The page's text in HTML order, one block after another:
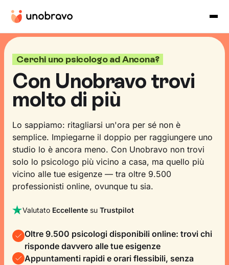
Cerchi uno psicologo ad Ancona?
Con Unobravo trovi
molto di più
Lo sappiamo: ritagliarsi un'ora per sé non è
semplice. Impiegarne il doppio per raggiungere uno
studio lo è ancora meno. Con Unobravo non trovi
solo lo psicologo più vicino a casa, ma quello più
vicino alle tue esigenze — tra oltre 9.500
professionisti online, ovunque tu sia.
Valutato Eccellente su Trustpilot
Oltre 9.500 psicologi disponibili online: trovi chi
risponde davvero alle tue esigenze
Appuntamenti rapidi e orari flessibili, senza